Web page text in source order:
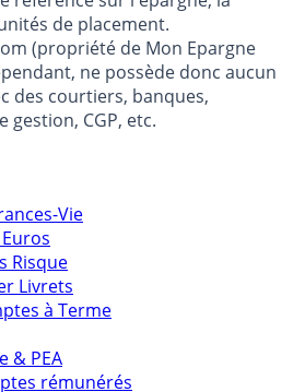
de France, en ligne depuis 2001.
référence sur l'épargne, la
de placement.
(propriété de Mon Epargne
ne possède donc aucun
des courtiers, banques,
CGP, etc.
Vie
Risque
Livrets
à Terme